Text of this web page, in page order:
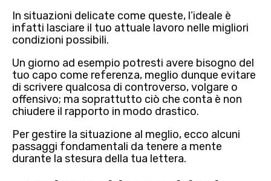
In situazioni delicate come queste, l’ideale è
infatti lasciare il tuo attuale lavoro nelle migliori
condizioni possibili.
Un giorno ad esempio potresti avere bisogno del
tuo capo come referenza, meglio dunque evitare
di scrivere qualcosa di controverso, volgare o
offensivo; ma soprattutto ciò che conta è non
chiudere il rapporto in modo drastico.
Per gestire la situazione al meglio, ecco alcuni
passaggi fondamentali da tenere a mente
durante la stesura della tua lettera.